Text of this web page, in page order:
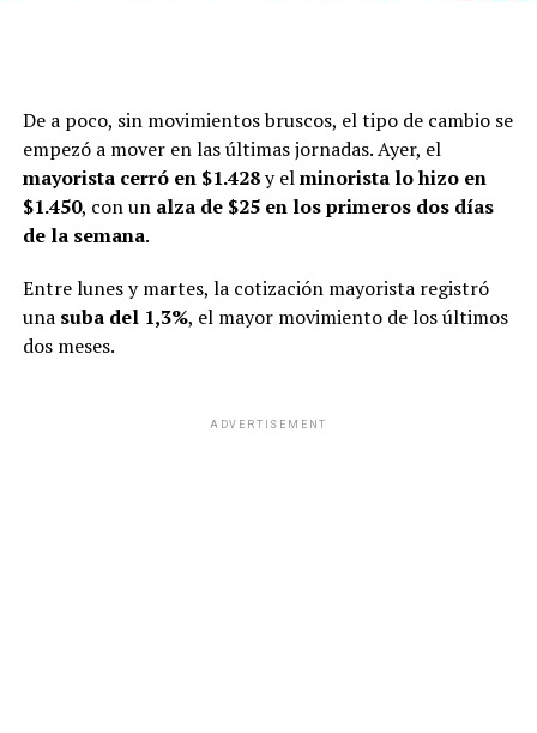
De a poco, sin movimientos bruscos, el tipo de cambio se
empezó a mover en las últimas jornadas. Ayer, el
mayorista cerró en $1.428y elminorista lo hizo en
$1.450, con un alza de $25 en los primeros dos días
de la semana.
Entre lunes y martes, la cotización mayorista registró
una suba del 1,3%, el mayor movimiento de los últimos
dos meses.
ADVERTISEMENT